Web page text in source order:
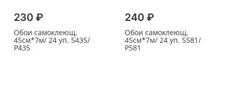
230 ₽
Обои самоклеющ.
45см*7м/ 24 уп. 5435/
Р435
240 ₽
Обои самоклеющ.
45см*7м/ 24 уп. 5581/
Р581